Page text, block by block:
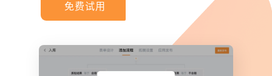
免费试用